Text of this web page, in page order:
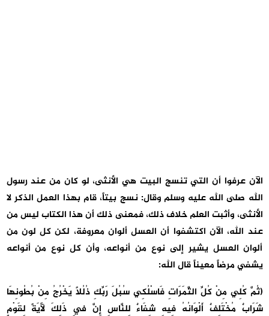
الآن عرفوا أن التي تنسج البيت هي الأنثى، لو كان من عند رسول
الله صلى الله عليه وسلم وقال: نسج بيتاً، قام بهذا العمل الذكر لا
الأنثى، وأثبت العلم خلاف ذلك، فمعنى ذلك أن هذا الكتاب ليس من
عند الله، الآن اكتشفوا أن العسل ألوان معروفة، لكن كل لون من
ألوان العسل يشير إلى نوع من أنواعه، وأن كل نوع من أنواعه
يشفي مرضاً معيناً قال الله:
(ثُمَّ كُلِي مِنْ كُلِّ الثَّمَرَاتِ فَاسْلُكِي سُبُلَ رَبِّكِ ذُلُلاً يَخْرُجُ مِنْ بُطُونِهَا
شَرَابٌ مُخْتَلِفٌ أَلْوَانُهُ فِيهِ شِفَاءٌ لِلنَّاسِ إِنَّ فِي ذَلِكَ لَآَيَةً لِقَوْمٍ